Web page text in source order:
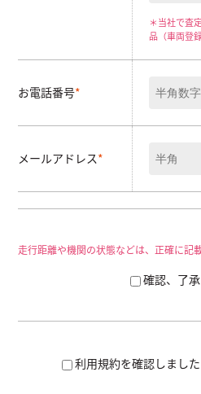
＊当社で査
品（車両登
お電話番号*
メールアドレス*
走行距離や機関の状態などは、正確に記
確認、了
利用規約を確認しまし